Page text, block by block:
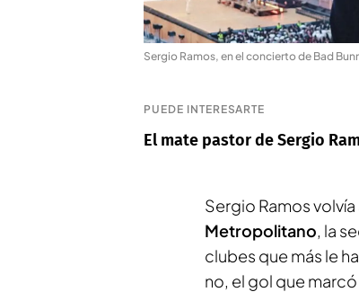
Sergio Ramos, en el concierto de Bad
PUEDE INTERESARTE
El mate pastor de Sergio
Sergio Ramos
Metropolitano, la
clubes que más le
no, el gol que